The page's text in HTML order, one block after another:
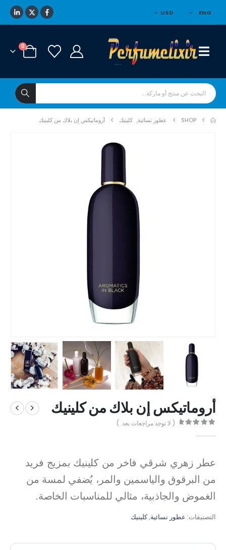
ENG
USD
0
SHOP عطور نسائية, كلينيك أروماتيكس إن بلاك من كلينيك
أروماتيكس إن بلاك من كلينيك
( لا توجد مراجعات بعد. )
عطر زهري شرقي فاخر من كلينيك بمزيج فريد
من البرقوق والياسمين والمر، يُضفي لمسة من
الغموض والجاذبية، مثالي للمناسبات الخاصة.
التصنيفات: عطور نسائية,كلينيك